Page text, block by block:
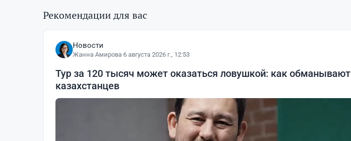
Рекомендации для вас
Новости
Жанна Амирова·6 августа 2026 г., 12:53
Тур за 120 тысяч может оказаться ловушкой: как обманывают
казахстанцев